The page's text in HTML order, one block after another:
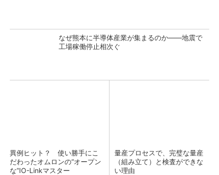
なぜ熊本に半導体産業が集まるのか――地震で
工場稼働停止相次ぐ
異例ヒット？ 使い勝手にこ
だわったオムロンの“オープン
な”IO-Linkマスター
量産プロセスで、完璧な量産
（組み立て）と検査ができな
い理由